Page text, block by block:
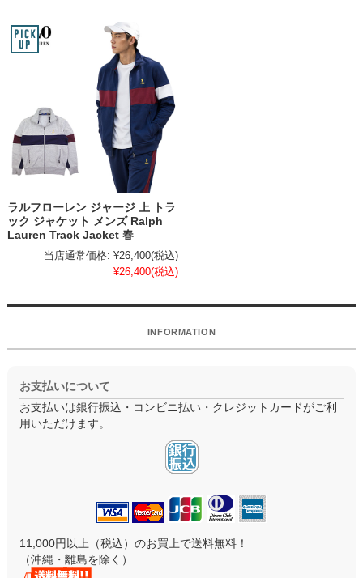
ラルフローレン ジャージ 上 トラ
ック ジャケット メンズ Ralph
Lauren Track Jacket 春
当店通常価格: ¥26,400(税込)
¥26,400(税込)
INFORMATION
お支払いについて
お支払いは銀行振込・コンビニ払い・クレジットカードがご利
用いただけます。
11,000円以上（税込）のお買上で送料無料！
（沖縄・離島を除く）